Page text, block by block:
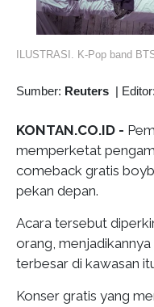
ILUSTRASI. K-Pop band
Sumber: Reuters | Editor:
KONTAN.CO.ID -
memperketat
comeback gratis
pekan depan.
Acara tersebut
orang,
terbesar di kawasan
Konser gratis yang